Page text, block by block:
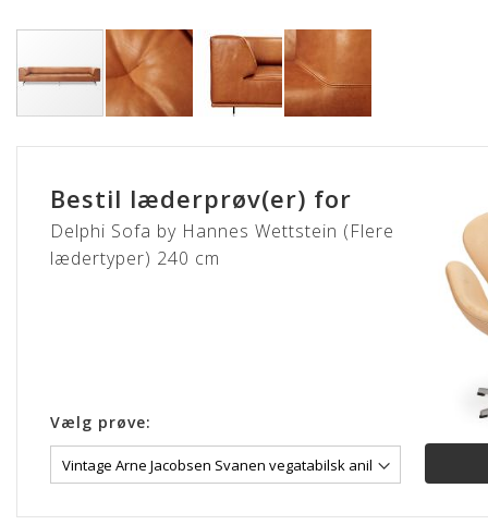
til
Bestil læderprøv(er) for
Delphi Sofa by Hannes Wettstein (Flere
lædertyper) 240 cm
Vælg prøve: